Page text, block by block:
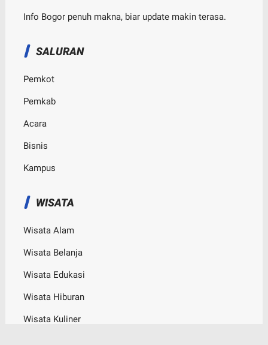
Info Bogor penuh makna, biar update makin terasa.
SALURAN
Pemkot
Pemkab
Acara
Bisnis
Kampus
WISATA
Wisata Alam
Wisata Belanja
Wisata Edukasi
Wisata Hiburan
Wisata Kuliner